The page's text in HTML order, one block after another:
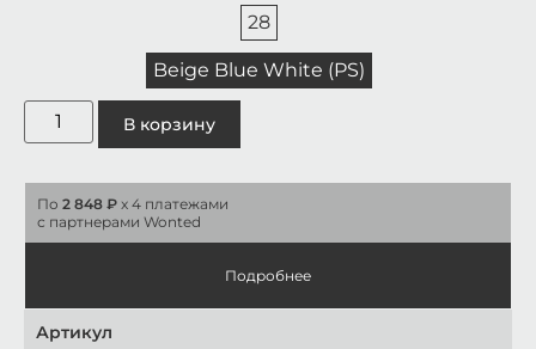
28
Beige Blue White (PS)
В корзину
По 2 848 ₽ x 4 платежами
с партнерами Wonted
Подробнее
Артикул